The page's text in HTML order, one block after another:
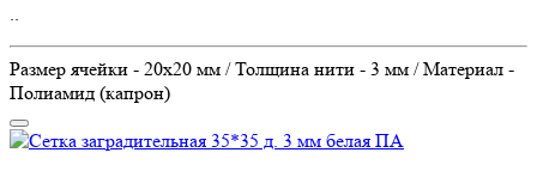
..
Размер ячейки - 20х20 мм / Толщина нити - 3 мм / Материал -
Полиамид (капрон)